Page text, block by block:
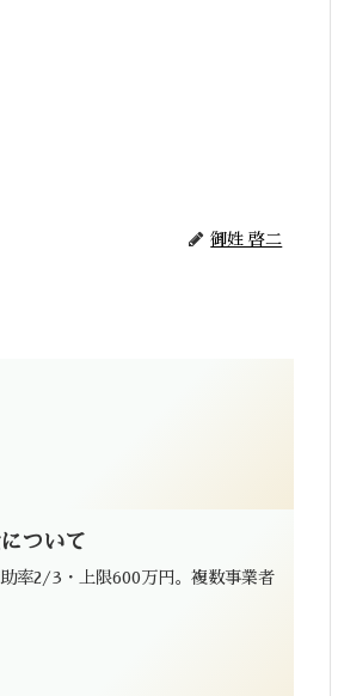
御姓 啓二
ついて
率2/3・上限600万円。複数事業者